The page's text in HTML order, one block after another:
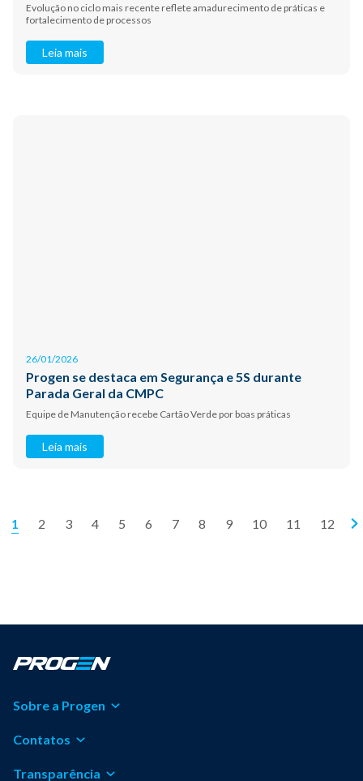
Evolução no ciclo mais recente reflete amadurecimento de práticas e
fortalecimento de processos
Leia mais
26/01/2026
Progen se destaca em Segurança e 5S durante
Parada Geral da CMPC
Equipe de Manutenção recebe Cartão Verde por boas práticas
Leia mais
1 2 3 4 5 6 7 8 9 10 11 12 >
Sobre a Progen
Contatos
Transparência